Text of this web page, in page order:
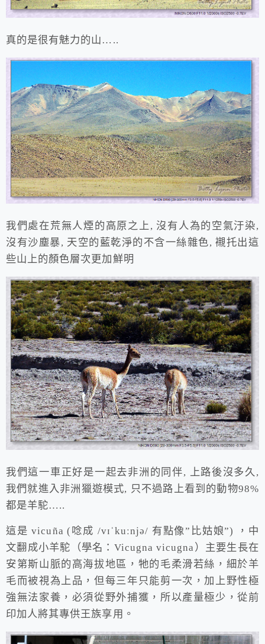
真的是很有魅力的山…..
我們處在荒無人煙的高原之上, 沒有人為的空氣汙染,
沒有沙塵暴, 天空的藍乾淨的不含一絲雜色, 襯托出這
些山上的顏色層次更加鮮明
我們這一車正好是一起去非洲的同伴, 上路後沒多久,
我們就進入非洲獵遊模式, 只不過路上看到的動物98%
都是羊駝…..
這是 vicuña (唸成 /vɪˈkuːnjə/ 有點像”比姑娘”) ，中
文翻成小羊駝（學名：Vicugna vicugna）主要生長在
安第斯山脈的高海拔地區，牠的毛柔滑若絲，細於羊
毛而被視為上品，但每三年只能剪一次，加上野性極
強無法家養，必須從野外捕獲，所以產量極少，從前
印加人將其專供王族享用。